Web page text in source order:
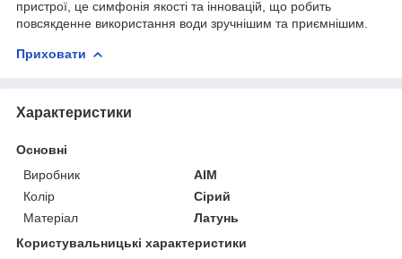
пристрої, це симфонія якості та інновацій, що робить
повсякденне використання води зручнішим та приємнішим.
Приховати
Характеристики
Основні
Виробник
AIM
Колір
Сірий
Матеріал
Латунь
Користувальницькі характеристики